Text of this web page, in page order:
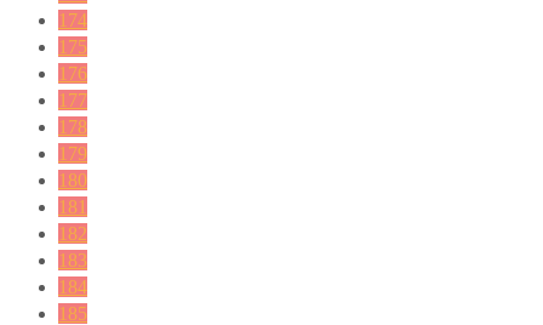
174
175
176
177
178
179
180
181
182
183
184
185